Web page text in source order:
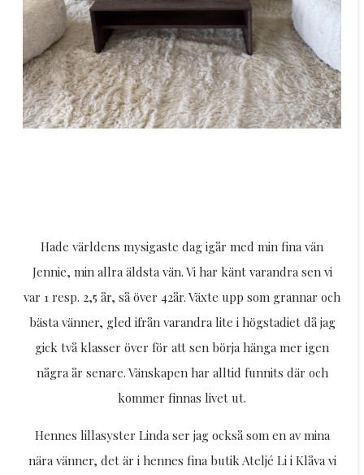
Hade världens mysigaste dag igår med min fina vän
Jennie, min allra äldsta vän. Vi har känt varandra sen vi
var 1 resp. 2,5 år, så över 42år. Växte upp som grannar och
bästa vänner, gled ifrån varandra lite i högstadiet då jag
gick två klasser över för att sen börja hänga mer igen
några år senare. Vänskapen har alltid funnits där och
kommer finnas livet ut.
Hennes lillasyster Linda ser jag också som en av mina
nära vänner, det är i hennes fina butik Ateljé Li i Klåva vi